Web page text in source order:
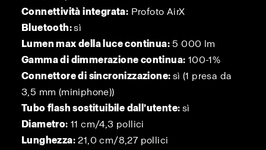
Connettività integrata: Profoto AirX
Bluetooth:sì
Lumen max della luce continua: 5 000 lm
Gamma di dimmerazione continua: 100-1%
Connettore di sincronizzazione: sì (1 presa da
3,5 mm (miniphone))
Tubo flash sostituibile dall’utente: sì
Diametro: 11 cm/4,3 pollici
Lunghezza: 21,0 cm/8,27 pollici